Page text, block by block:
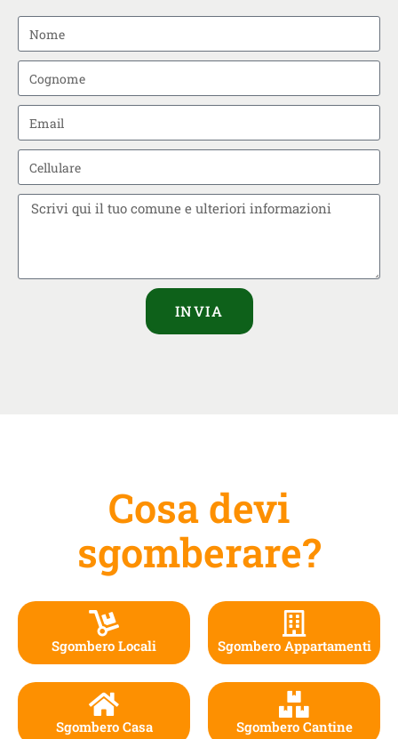
INVIA
Cosa devi
sgomberare?
Sgombero Locali
Sgombero Casa
Sgombero Appartamenti
Sgombero Cantine